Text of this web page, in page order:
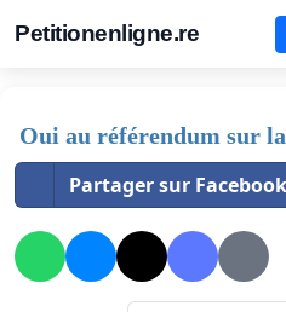
Petitionenligne.re
Oui au référendum sur
Partager sur